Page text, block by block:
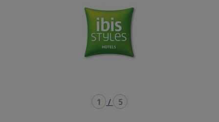
1 / 5